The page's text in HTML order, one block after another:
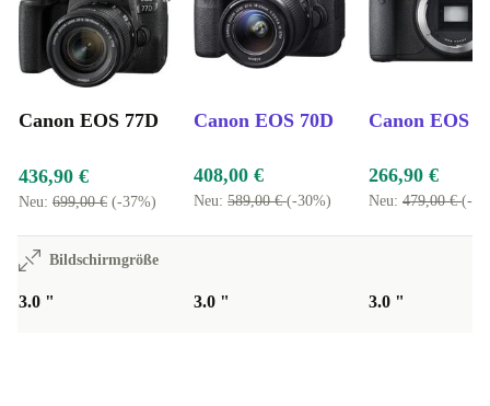
Canon EOS 77D Canon EOS 70D Canon EOS
436,90 €
Neu: 699,00 € (-37%)
408,00 €
Neu: 589,00 €(-30%)
266,90 €
Neu: 479,00 €(-
Bildschirmgröße
3.0 " 3.0 " 3.0 "